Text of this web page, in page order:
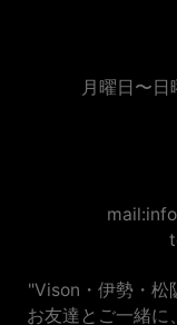
月曜日〜日
"Vison・伊勢・松
お友達とご一緒に